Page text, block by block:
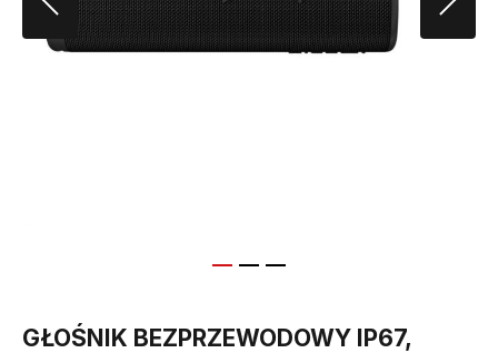
GŁOŚNIK BEZPRZEWODOWY IP67,